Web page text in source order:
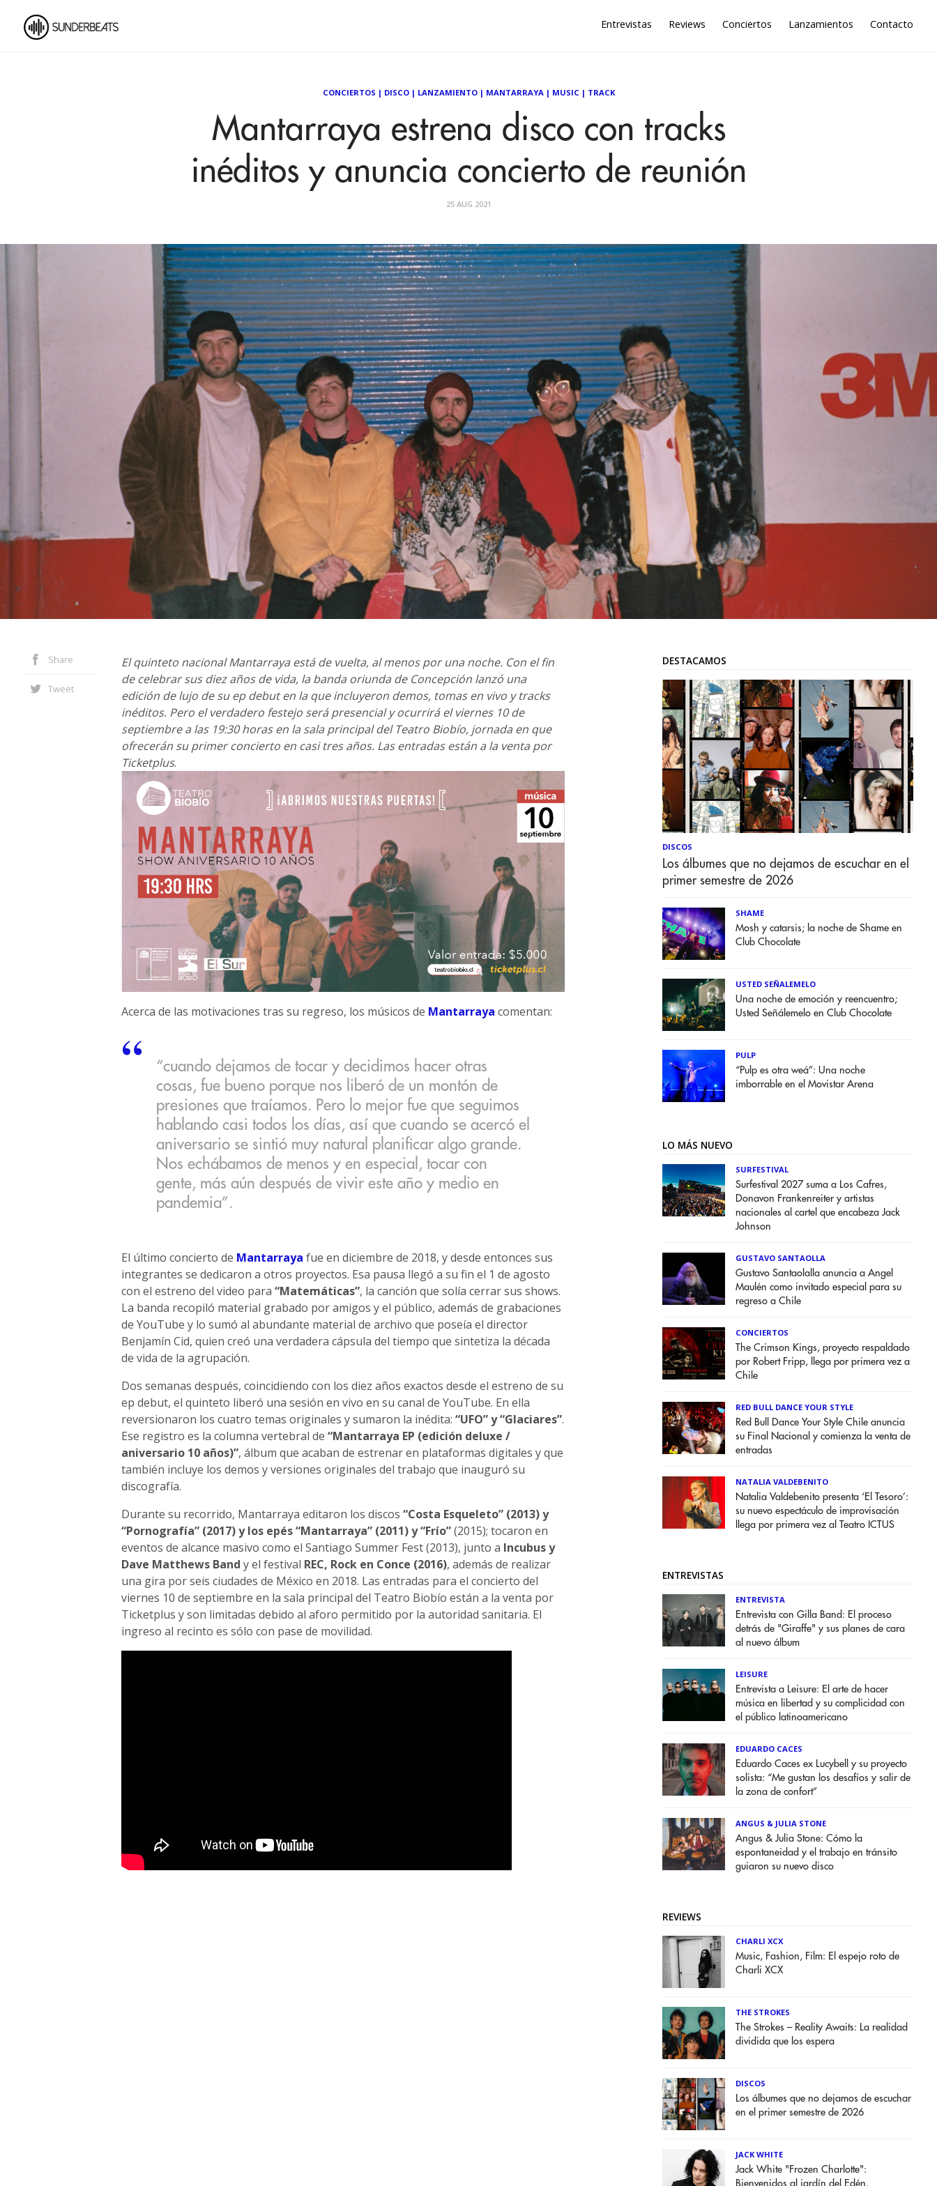
Entrevistas Reviews Conciertos Lanzamientos Contacto
CONCIERTOS | DISCO| LANZAMIENTO| MANTARRAYA| MUSIC| TRACK
Mantarraya estrena disco con tracks
inéditos y anuncia concierto de reunión
25 AUG 2021
Share
Tweet
El quinteto nacional Mantarraya está de vuelta, al menos por una noche. Con el fin
de celebrar sus diez años de vida, la banda oriunda de Concepción lanzó una
edición de lujo de su ep debut en la que incluyeron demos, tomas en vivo y tracks
inéditos. Pero el verdadero festejo será presencial y ocurrirá el viernes 10 de
septiembre a las 19:30 horas en la sala principal del Teatro Biobío, jornada en que
ofrecerán su primer concierto en casi tres años. Las entradas están a la venta por
Ticketplus.
Acerca de las motivaciones tras su regreso, los músicos de Mantarraya comentan:
“cuando dejamos de tocar y decidimos hacer otras
cosas, fue bueno porque nos liberó de un montón de
presiones que traíamos. Pero lo mejor fue que seguimos
hablando casi todos los días, así que cuando se acercó el
aniversario se sintió muy natural planificar algo grande.
Nos echábamos de menos y en especial, tocar con
gente, más aún después de vivir este año y medio en
pandemia”.
El último concierto de Mantarraya fue en diciembre de 2018, y desde entonces sus
integrantes se dedicaron a otros proyectos. Esa pausa llegó a su fin el 1 de agosto
con el estreno del video para “Matemáticas”, la canción que solía cerrar sus shows.
La banda recopiló material grabado por amigos y el público, además de grabaciones
de YouTube y lo sumó al abundante material de archivo que poseía el director
Benjamín Cid, quien creó una verdadera cápsula del tiempo que sintetiza la década
de vida de la agrupación.
Dos semanas después, coincidiendo con los diez años exactos desde el estreno de su
ep debut, el quinteto liberó una sesión en vivo en su canal de YouTube. En ella
reversionaron los cuatro temas originales y sumaron la inédita: “UFO” y “Glaciares”.
Ese registro es la columna vertebral de “Mantarraya EP (edición deluxe /
aniversario 10 años)”, álbum que acaban de estrenar en plataformas digitales y que
también incluye los demos y versiones originales del trabajo que inauguró su
discografía.
Durante su recorrido, Mantarraya editaron los discos “Costa Esqueleto” (2013) y
“Pornografía” (2017) y los epés “Mantarraya” (2011) y “Frío”(2015); tocaron en
eventos de alcance masivo como el Santiago Summer Fest (2013), junto a Incubus y
Dave Matthews Band y el festival REC, Rock en Conce (2016), además de realizar
una gira por seis ciudades de México en 2018. Las entradas para el concierto del
viernes 10 de septiembre en la sala principal del Teatro Biobío están a la venta por
Ticketplus y son limitadas debido al aforo permitido por la autoridad sanitaria. El
ingreso al recinto es sólo con pase de movilidad.
DESTACAMOS
DISCOS
Los álbumes que no dejamos de escuchar en el
primer semestre de 2026
SHAME
Mosh y catarsis; la noche de Shame en
Club Chocolate
USTED SEÑALEMELO
Una noche de emoción y reencuentro;
Usted Señálemelo en Club Chocolate
PULP
“Pulp es otra weá”: Una noche
imborrable en el Movistar Arena
LO MÁS NUEVO
SURFESTIVAL
Surfestival 2027 suma a Los Cafres,
Donavon Frankenreiter y artistas
nacionales al cartel que encabeza Jack
Johnson
GUSTAVO SANTAOLLA
Gustavo Santaolalla anuncia a Angel
Maulén como invitado especial para su
regreso a Chile
CONCIERTOS
The Crimson Kings, proyecto respaldado
por Robert Fripp, llega por primera vez a
Chile
RED BULL DANCE YOUR STYLE
Red Bull Dance Your Style Chile anuncia
su Final Nacional y comienza la venta de
entradas
NATALIA VALDEBENITO
Natalia Valdebenito presenta ‘El Tesoro’:
su nuevo espectáculo de improvisación
llega por primera vez al Teatro ICTUS
ENTREVISTAS
ENTREVISTA
Entrevista con Gilla Band: El proceso
detrás de "Giraffe" y sus planes de cara
al nuevo álbum
LEISURE
Entrevista a Leisure: El arte de hacer
música en libertad y su complicidad con
el público latinoamericano
EDUARDO CACES
Eduardo Caces ex Lucybell y su proyecto
solista: “Me gustan los desafíos y salir de
la zona de confort”
ANGUS & JULIA STONE
Angus & Julia Stone: Cómo la
espontaneidad y el trabajo en tránsito
guiaron su nuevo disco
REVIEWS
CHARLI XCX
Music, Fashion, Film: El espejo roto de
Charli XCX
THE STROKES
The Strokes – Reality Awaits: La realidad
dividida que los espera
DISCOS
Los álbumes que no dejamos de escuchar
en el primer semestre de 2026
JACK WHITE
Jack White "Frozen Charlotte":
Bienvenidos al jardín del Edén.